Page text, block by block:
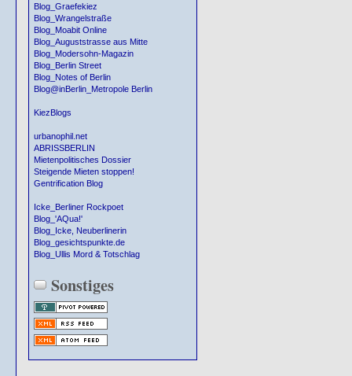
Blog_Graefekiez
Blog_Wrangelstraße
Blog_Moabit Online
Blog_Auguststrasse aus Mitte
Blog_Modersohn-Magazin
Blog_Berlin Street
Blog_Notes of Berlin
Blog@inBerlin_Metropole Berlin
KiezBlogs
urbanophil.net
ABRISSBERLIN
Mietenpolitisches Dossier
Steigende Mieten stoppen!
Gentrification Blog
Icke_Berliner Rockpoet
Blog_'AQua!'
Blog_Icke, Neuberlinerin
Blog_gesichtspunkte.de
Blog_Ullis Mord & Totschlag
Sonstiges